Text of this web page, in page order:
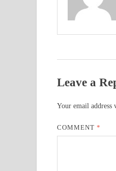
Leave a
Your email address
COMMENT*